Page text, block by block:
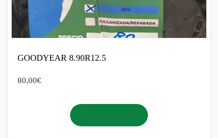
GOODYEAR 8.90R12.5
80,00€